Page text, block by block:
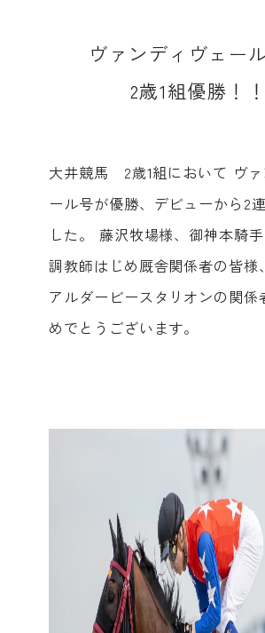
ヴ ァ ン ディ ヴェ ール
2歳1組優勝 ！ ！
大井競馬 2歳1組において ヴァ
ール号が優勝、デビューから2
した。 藤沢牧場様、御神本騎
調教師はじめ厩舎関係者の皆様
アルダービースタリオンの関係
めでとうございます。